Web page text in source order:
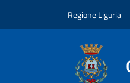
Regione Liguria